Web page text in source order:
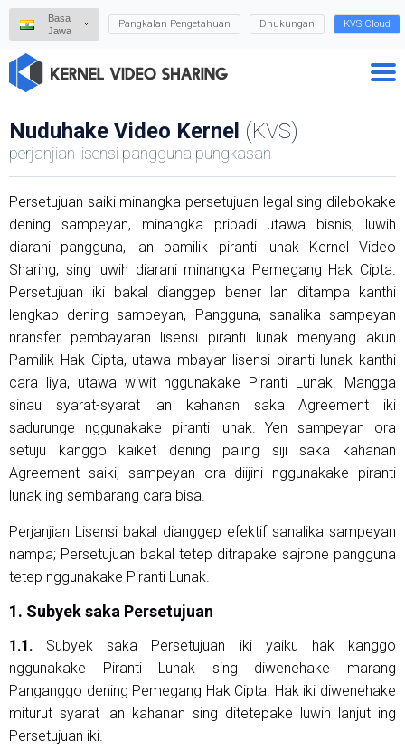
Basa
Jawa
Pangkalan Pengetahuan Dhukungan KVS Cloud
Nuduhake Video Kernel (KVS)
perjanjian lisensi pangguna pungkasan
Persetujuan saiki minangka persetujuan legal sing dilebokake
dening sampeyan, minangka pribadi utawa bisnis, luwih
diarani pangguna, lan pamilik piranti lunak Kernel Video
Sharing, sing luwih diarani minangka Pemegang Hak Cipta.
Persetujuan iki bakal dianggep bener lan ditampa kanthi
lengkap dening sampeyan, Pangguna, sanalika sampeyan
nransfer pembayaran lisensi piranti lunak menyang akun
Pamilik Hak Cipta, utawa mbayar lisensi piranti lunak kanthi
cara liya, utawa wiwit nggunakake Piranti Lunak. Mangga
sinau syarat-syarat lan kahanan saka Agreement iki
sadurunge nggunakake piranti lunak. Yen sampeyan ora
setuju kanggo kaiket dening paling siji saka kahanan
Agreement saiki, sampeyan ora diijini nggunakake piranti
lunak ing sembarang cara bisa.
Perjanjian Lisensi bakal dianggep efektif sanalika sampeyan
nampa; Persetujuan bakal tetep ditrapake sajrone pangguna
tetep nggunakake Piranti Lunak.
1. Subyek saka Persetujuan
1.1. Subyek saka Persetujuan iki yaiku hak kanggo
nggunakake Piranti Lunak sing diwenehake marang
Panganggo dening Pemegang Hak Cipta. Hak iki diwenehake
miturut syarat lan kahanan sing ditetepake luwih lanjut ing
Persetujuan iki.